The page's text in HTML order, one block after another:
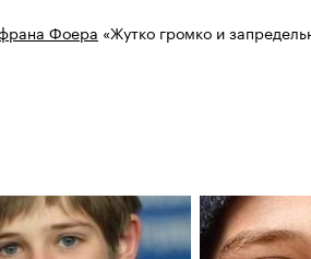
Фоера «Жутко громко и